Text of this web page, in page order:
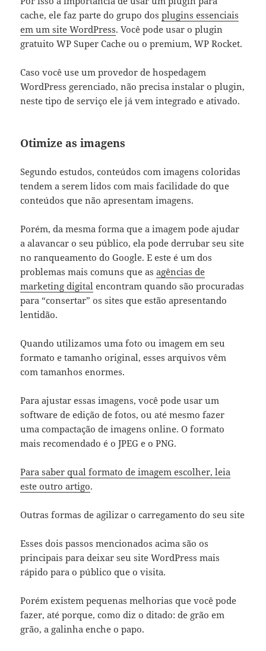
cache, ele faz parte do grupo dosplugins essenciais
em um site WordPress. Você pode usar o plugin
gratuito WP Super Cache ou o premium, WP Rocket.
Caso você use um provedor de hospedagem
WordPress gerenciado, não precisa instalar o plugin,
neste tipo de serviço ele já vem integrado e ativado.
Otimize as imagens
Segundo estudos, conteúdos com imagens coloridas
tendem a serem lidos com mais facilidade do que
conteúdos que não apresentam imagens.
Porém, da mesma forma que a imagem pode ajudar
a alavancar o seu público, ela pode derrubar seu site
no ranqueamento do Google. E este é um dos
problemas mais comuns que asagências de
marketing digital encontram quando são procuradas
para “consertar” os sites que estão apresentando
lentidão.
Quando utilizamos uma foto ou imagem em seu
formato e tamanho original, esses arquivos vêm
com tamanhos enormes.
Para ajustar essas imagens, você pode usar um
software de edição de fotos, ou até mesmo fazer
uma compactação de imagens online. O formato
mais recomendado é o JPEG e o PNG.
Para saber qual formato de imagem escolher, leia
este outro artigo.
Outras formas de agilizar o carregamento do seu site
Esses dois passos mencionados acima são os
principais para deixar seu site WordPress mais
rápido para o público que o visita.
Porém existem pequenas melhorias que você pode
fazer, até porque, como diz o ditado: de grão em
grão, a galinha enche o papo.